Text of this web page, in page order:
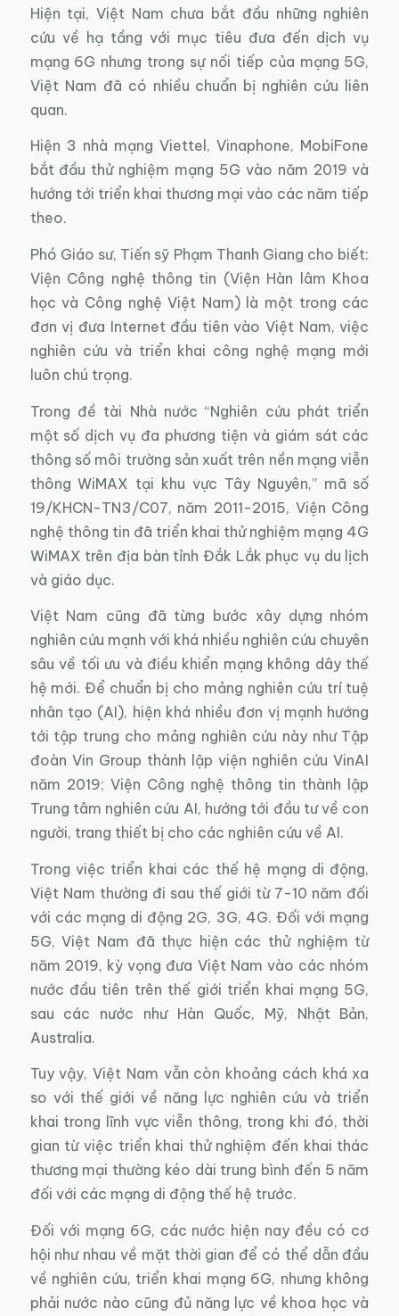
Hiện tại, Việt Nam chưa bắt đầu những nghiên
cứu về hạ tầng với mục tiêu đưa đến dịch vụ
mạng 6G nhưng trong sự nối tiếp của mạng 5G,
Việt Nam đã có nhiều chuẩn bị nghiên cứu liên
quan.
Hiện 3 nhà mạng Viettel, Vinaphone, MobiFone
bắt đầu thử nghiệm mạng 5G vào năm 2019 và
hướng tới triển khai thương mại vào các năm tiếp
theo.
Phó Giáo sư, Tiến sỹ Phạm Thanh Giang cho biết:
Viện Công nghệ thông tin (Viện Hàn lâm Khoa
học và Công nghệ Việt Nam) là một trong các
đơn vị đưa Internet đầu tiên vào Việt Nam, việc
nghiên cứu và triển khai công nghệ mạng mới
luôn chú trọng.
Trong đề tài Nhà nước “Nghiên cứu phát triển
một số dịch vụ đa phương tiện và giám sát các
thông số môi trường sản xuất trên nền mạng viễn
thông WiMAX tại khu vực Tây Nguyên,” mã số
19/KHCN-TN3/C07, năm 2011-2015, Viện Công
nghệ thông tin đã triển khai thử nghiệm mạng 4G
WiMAX trên địa bàn tỉnh Đắk Lắk phục vụ du lịch
và giáo dục.
Việt Nam cũng đã từng bước xây dựng nhóm
nghiên cứu mạnh với khá nhiều nghiên cứu chuyên
sâu về tối ưu và điều khiển mạng không dây thế
hệ mới. Để chuẩn bị cho mảng nghiên cứu trí tuệ
nhân tạo (AI), hiện khá nhiều đơn vị mạnh hướng
tới tập trung cho mảng nghiên cứu này như Tập
đoàn Vin Group thành lập viện nghiên cứu VinAI
năm 2019; Viện Công nghệ thông tin thành lập
Trung tâm nghiên cứu AI, hướng tới đầu tư về con
người, trang thiết bị cho các nghiên cứu về AI.
Trong việc triển khai các thế hệ mạng di động,
Việt Nam thường đi sau thế giới từ 7-10 năm đối
với các mạng di động 2G, 3G, 4G. Đối với mạng
5G, Việt Nam đã thực hiện các thử nghiệm từ
năm 2019, kỳ vọng đưa Việt Nam vào các nhóm
nước đầu tiên trên thế giới triển khai mạng 5G,
sau các nước như Hàn Quốc, Mỹ, Nhật Bản,
Australia.
Tuy vậy, Việt Nam vẫn còn khoảng cách khá xa
so với thế giới về năng lực nghiên cứu và triển
khai trong lĩnh vực viễn thông, trong khi đó, thời
gian từ việc triển khai thử nghiệm đến khai thác
thương mại thường kéo dài trung bình đến 5 năm
đối với các mạng di động thế hệ trước.
Đối với mạng 6G, các nước hiện nay đều có cơ
hội như nhau về mặt thời gian để có thể dẫn đầu
về nghiên cứu, triển khai mạng 6G, nhưng không
phải nước nào cũng đủ năng lực về khoa học và